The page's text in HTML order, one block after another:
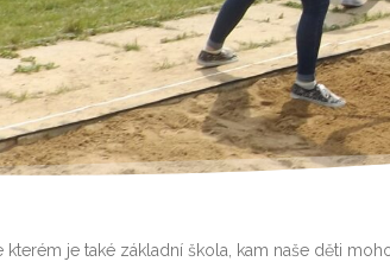
kterém je také základní škola, kam naše děti